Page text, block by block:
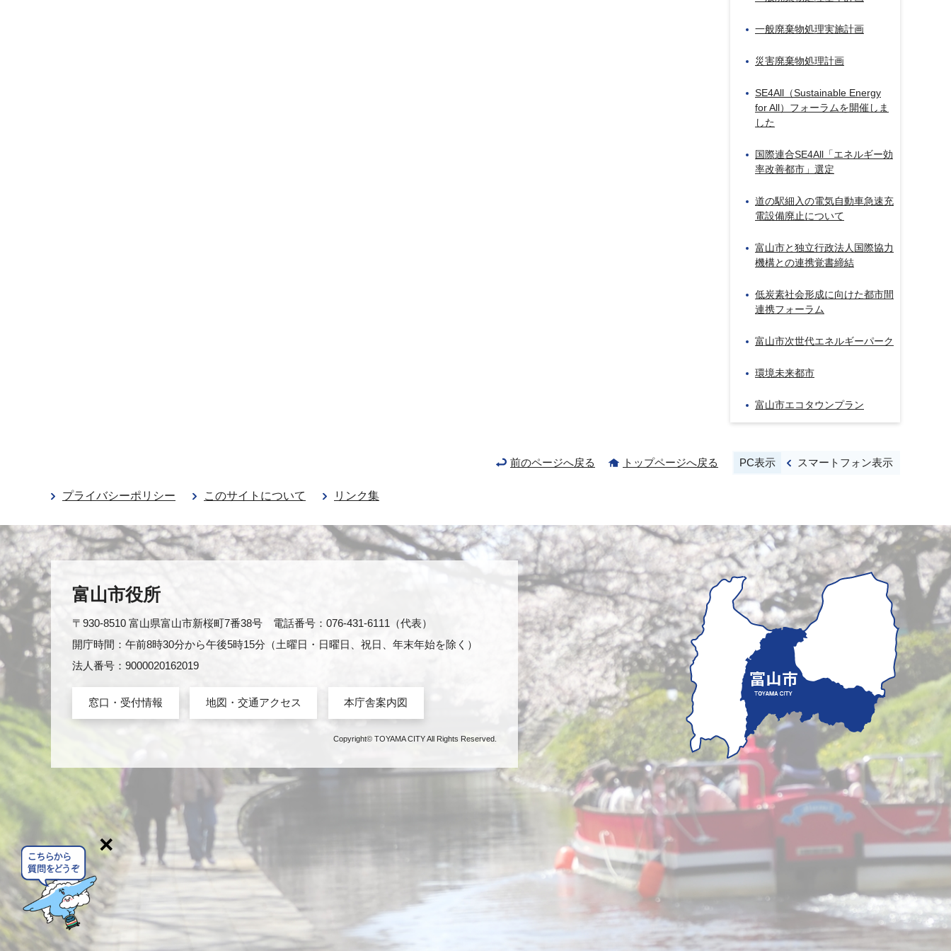
一般廃棄物処理実施計画
災害廃棄物処理計画
SE4All（Sustainable Energy
for All）フォーラムを開催しま
した
国際連合SE4All「エネルギー効
率改善都市」選定
道の駅細入の電気自動車急速充
電設備廃止について
富山市と独立行政法人国際協力
機構との連携覚書締結
低炭素社会形成に向けた都市間
連携フォーラム
富山市次世代エネルギーパーク
環境未来都市
富山市エコタウンプラン
前のページへ戻る トップページへ戻る PC表示 スマートフォン表示
プライバシーポリシー このサイトについて リンク集
富山市役所
〒930-8510 富山県富山市新桜町7番38号 電話番号：076-431-6111（代表）
開庁時間：午前8時30分から午後5時15分（土曜日・日曜日、祝日、年末年始を除く）
法人番号：9000020162019
窓口・受付情報 地図・交通アクセス 本庁舎案内図
Copyright© TOYAMA CITY All Rights Reserved.
×